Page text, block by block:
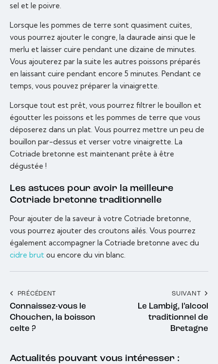
sel et le poivre.
Lorsque les pommes de terre sont quasiment cuites,
vous pourrez ajouter le congre, la daurade ainsi que le
merlu et laisser cuire pendant une dizaine de minutes.
Vous ajouterez par la suite les autres poissons préparés
en laissant cuire pendant encore 5 minutes. Pendant ce
temps, vous pouvez préparer la vinaigrette.
Lorsque tout est prêt, vous pourrez filtrer le bouillon et
égoutter les poissons et les pommes de terre que vous
déposerez dans un plat. Vous pourrez mettre un peu de
bouillon par-dessus et verser votre vinaigrette. La
Cotriade bretonne est maintenant prête à être
dégustée !
Les astuces pour avoir la meilleure
Cotriade bretonne traditionnelle
Pour ajouter de la saveur à votre Cotriade bretonne,
vous pourrez ajouter des croutons ailés. Vous pourrez
également accompagner la Cotriade bretonne avec du
cidre brut ou encore du vin blanc.
PRÉCÉDENT
Connaissez-vous le
Chouchen, la boisson
celte ?
SUIVANT
Le Lambig, l’alcool
traditionnel de
Bretagne
Actualités pouvant vous intéresser :